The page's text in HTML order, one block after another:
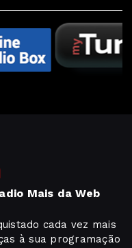
Mais da Web
cada vez mais
à sua programação